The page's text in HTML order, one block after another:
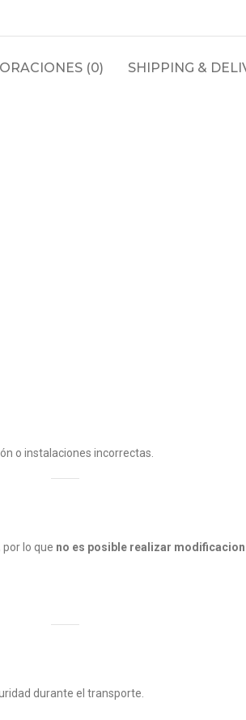
(0) SHIPPING &
o instalaciones incorrectas.
lo que no es posible realizar
durante el transporte.